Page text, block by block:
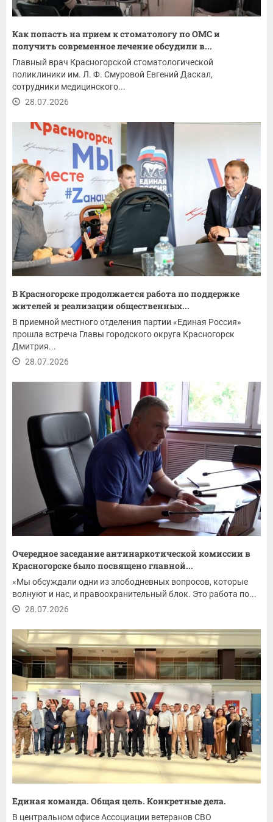
Как попасть на прием к стоматологу по ОМС и
получить современное лечение обсудили в...
Главный врач Красногорской стоматологической
поликлиники им. Л. Ф. Смуровой Евгений Даскал,
сотрудники медицинского...
28.07.2026
В Красногорске продолжается работа по поддержке
жителей и реализации общественных...
В приемной местного отделения партии «Единая Россия»
прошла встреча Главы городского округа Красногорск
Дмитрия...
28.07.2026
Очередное заседание антинаркотической комиссии в
Красногорске было посвящено главной...
«Мы обсуждали одни из злободневных вопросов, которые
волнуют и нас, и правоохранительный блок. Это работа по...
28.07.2026
Единая команда. Общая цель. Конкретные дела.
В центральном офисе Ассоциации ветеранов СВО